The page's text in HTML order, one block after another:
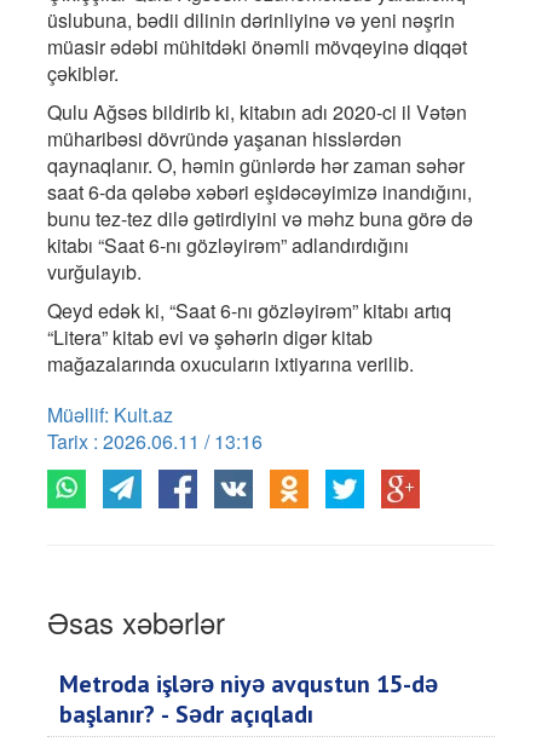
üslubuna, bədii dilinin dərinliyinə və yeni nəşrin
müasir ədəbi mühitdəki önəmli mövqeyinə diqqət
çəkiblər.
Qulu Ağsəs bildirib ki, kitabın adı 2020-ci il Vətən
müharibəsi dövründə yaşanan hisslərdən
qaynaqlanır. O, həmin günlərdə hər zaman səhər
saat 6-da qələbə xəbəri eşidəcəyimizə inandığını,
bunu tez-tez dilə gətirdiyini və məhz buna görə də
kitabı “Saat 6-nı gözləyirəm” adlandırdığını
vurğulayıb.
Qeyd edək ki, “Saat 6-nı gözləyirəm” kitabı artıq
“Litera” kitab evi və şəhərin digər kitab
mağazalarında oxucuların ixtiyarına verilib.
Müəllif: Kult.az
Tarix : 2026.06.11 / 13:16
Əsas xəbərlər
Metroda işlərə niyə avqustun 15-də
başlanır? - Sədr açıqladı